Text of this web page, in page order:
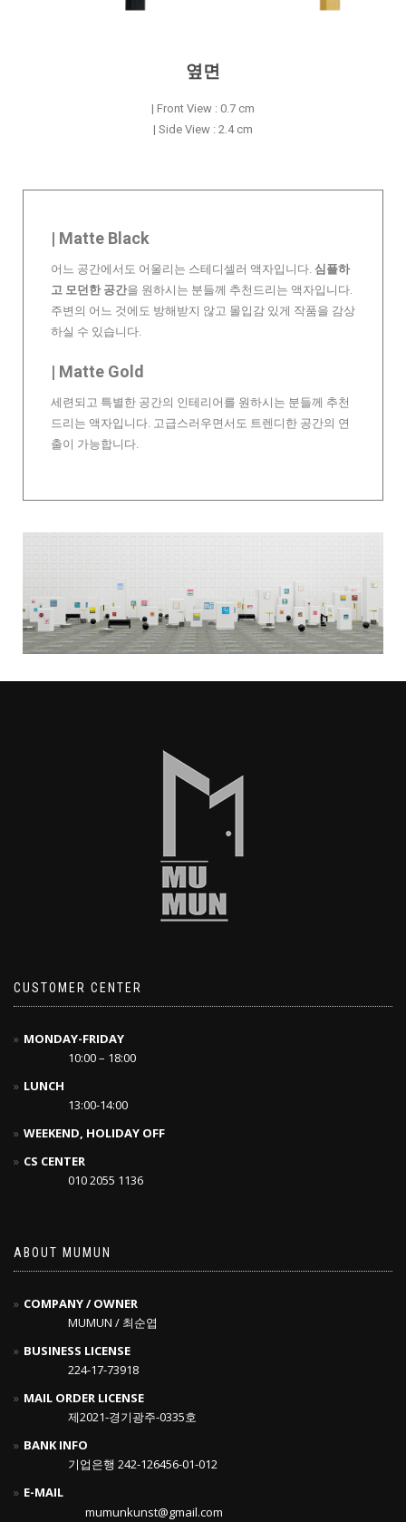
옆면
| Front View : 0.7 cm
| Side View : 2.4 cm
| Matte Black
어느 공간에서도 어울리는 스테디셀러 액자입니다. 심플하
고 모던한 공간을 원하시는 분들께 추천드리는 액자입니다.
주변의 어느 것에도 방해받지 않고 몰입감 있게 작품을 감상
하실 수 있습니다.
| Matte Gold
세련되고 특별한 공간의 인테리어를 원하시는 분들께 추천
드리는 액자입니다. 고급스러우면서도 트렌디한 공간의 연
출이 가능합니다.
CUSTOMER CENTER
MONDAY-FRIDAY
10:00 – 18:00
LUNCH
13:00-14:00
WEEKEND, HOLIDAY OFF
CS CENTER
010 2055 1136
ABOUT MUMUN
COMPANY / OWNER
MUMUN / 최순엽
BUSINESS LICENSE
224-17-73918
MAIL ORDER LICENSE
제2021-경기광주-0335호
BANK INFO
기업은행 242-126456-01-012
E-MAIL
mumunkunst@gmail.com